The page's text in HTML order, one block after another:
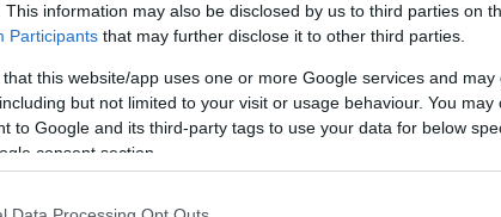
This information may also be disclosed by us to third parties on
Participants that may further disclose it to other third parties.
that this website/app uses one or more Google services and
but not limited to your visit or usage behaviour. You may
to Google and its third-party tags to use your data for below
consent section.